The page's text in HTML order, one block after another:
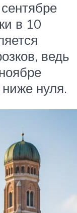
в 10
ведь
нуля.